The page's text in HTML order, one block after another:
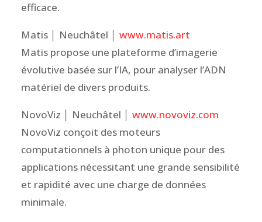
efficace.
Matis │ Neuchâtel │ www.matis.art
Matis propose une plateforme d’imagerie
évolutive basée sur l’IA, pour analyser l’ADN
matériel de divers produits.
NovoViz │ Neuchâtel │
www.novoviz.com
NovoViz conçoit des moteurs
computationnels à photon unique pour des
applications nécessitant une grande sensibilité
et rapidité avec une charge de données
minimale.